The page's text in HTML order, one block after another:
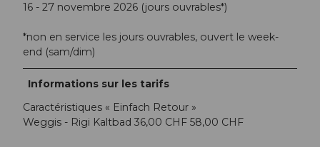
16 - 27 novembre 2026 (jours ouvrables*)
*non en service les jours ouvrables, ouvert le week-
end (sam/dim)
Informations sur les tarifs
Caractéristiques « Einfach Retour »
Weggis - Rigi Kaltbad 36,00 CHF 58,00 CHF